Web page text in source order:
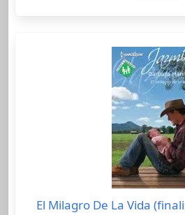
El Milagro De La Vida